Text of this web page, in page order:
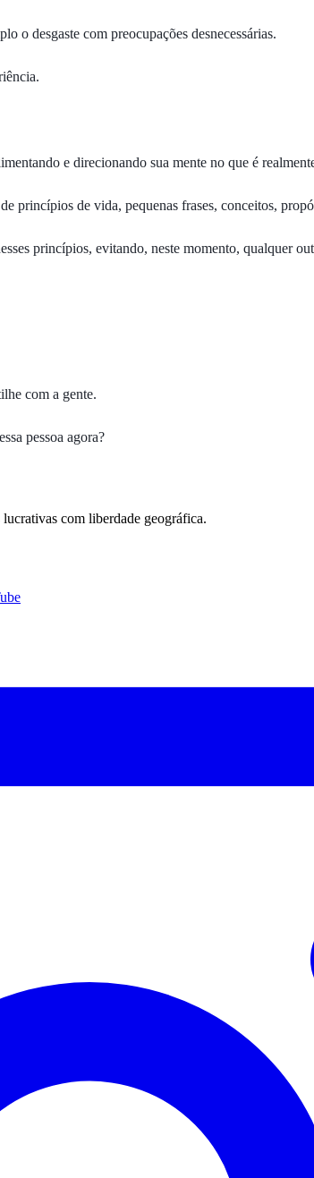
o desgaste com preocupações desnecessárias.
e direcionando sua mente no que é
princípios de vida, pequenas frases, conceitos,
princípios, evitando, neste momento, qualquer
com a gente.
pessoa agora?
com liberdade geográfica.